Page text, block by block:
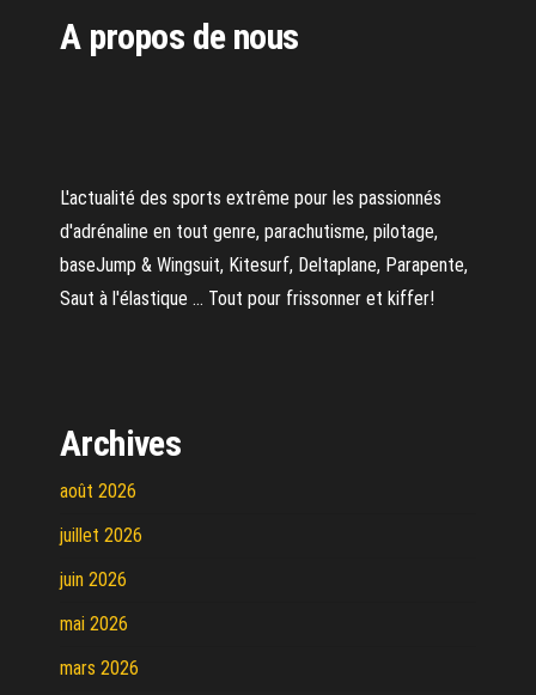
A propos de nous
L'actualité des sports extrême pour les passionnés
d'adrénaline en tout genre, parachutisme, pilotage,
baseJump & Wingsuit, Kitesurf, Deltaplane, Parapente,
Saut à l'élastique ... Tout pour frissonner et kiffer!
Archives
août 2026
juillet 2026
juin 2026
mai 2026
mars 2026